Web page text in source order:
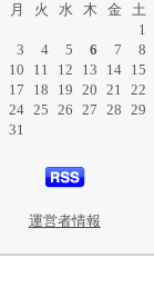
月
3
10
17
24
31
火
4
11
18
25
水
5
12
19
26
木
6
13
20
27
金
7
14
21
28
土
1
8
15
22
29
運営者情報